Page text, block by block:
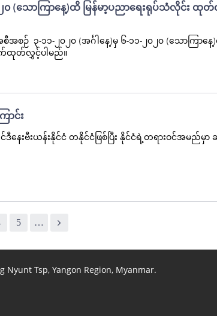
၂၀ (သောကြာနေ့)ထိ မြန်မာ့ပညာရေးရုပ်သံလိုင်း ထု
ဉ် ၃-၁၁-၂၀၂၀ (အင်္ဂါနေ့)မှ ၆-၁၁-၂၀၂၀ (သောကြာနေ့
က်ထုတ်လွှင့်ပါမည်။
ာင်း
နေးဗီးယန်းနိုင်ငံ တနိုင်ငံဖြစ်ပြီး နိုင်ငံရဲ့တရားဝင်အမည်မှာ
5 …
Nyunt Tsp, Yangon Region, Myanmar.